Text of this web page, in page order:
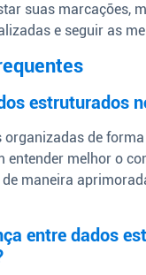
suas marcações,
e seguir as
estruturados
organizadas de
entender melhor o
maneira
entre dados